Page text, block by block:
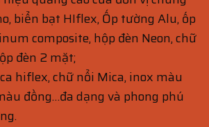
biển bạt HIflex, Ốp tường Alu, ốp
composite, hộp đèn Neon, chữ
đèn 2 mặt;
hiflex, chữ nổi Mica, inox màu
đồng…đa dạng và phong phú